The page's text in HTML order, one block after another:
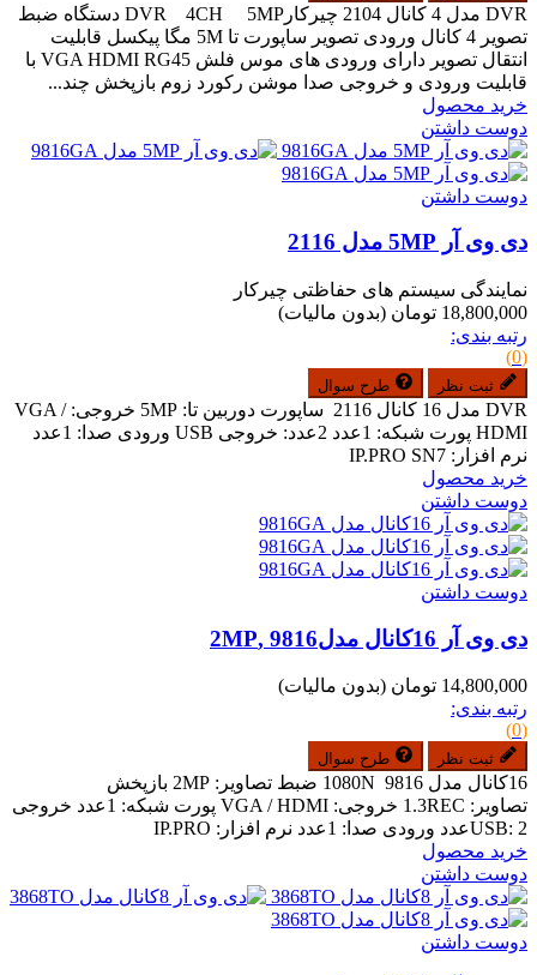
DVR مدل 4 کانال 2104 چیرکارDVR 4CH 5MP دستگاه ضبط
تصویر 4 کانال ورودی تصویر ساپورت تا 5M مگا پیکسل قابلیت
انتقال تصویر دارای ورودی های موس فلش VGA HDMI RG45 با
قابلیت ورودی و خروجی صدا موشن رکورد زوم بازپخش چند...
خرید محصول
دوست داشتن
دوست داشتن
دی وی آر 5MP مدل 2116
نمایندگی سیستم های حفاظتی چیرکار
18,800,000 تومان
(بدون مالیات)
رتبه بندی:
(0)
ثبت نظر طرح سوال
DVR مدل 16 کانال 2116 ساپورت دوربین تا: 5MP خروجی: VGA /
HDMI پورت شبکه: 1عدد 2عدد: خروجی USB ورودی صدا: 1عدد
نرم افزار: IP.PRO SN7
خرید محصول
دوست داشتن
دوست داشتن
دی وی آر 16کانال مدل9816 ,2MP
14,800,000 تومان
(بدون مالیات)
رتبه بندی:
(0)
ثبت نظر طرح سوال
16کانال مدل 9816 1080N ضبط تصاویر: 2MP بازپخش
تصاویر: 1.3REC خروجی: VGA / HDMI پورت شبکه: 1عدد خروجی
USB: 2عدد ورودی صدا: 1عدد نرم افزار: IP.PRO
خرید محصول
دوست داشتن
دوست داشتن